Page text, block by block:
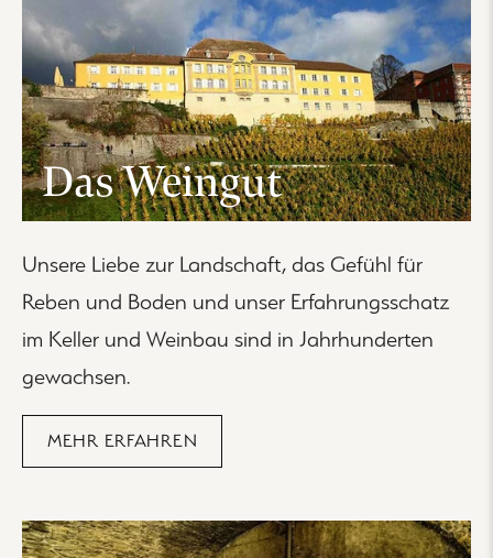
Das Weingut
Unsere Liebe zur Landschaft, das Gefühl für
Reben und Boden und unser Erfahrungsschatz
im Keller und Weinbau sind in Jahrhunderten
gewachsen.
MEHR ERFAHREN